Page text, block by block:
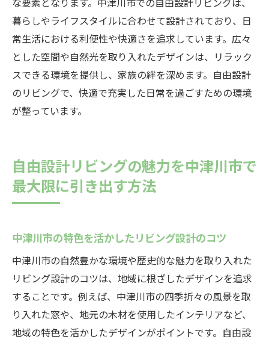
暮らしやライフスタイルに合わせて設計されており、日
常生活における利便性や快適さを追求しています。広々
とした空間や自然光を取り入れたデザインは、リラック
スできる環境を提供し、家族の絆を深めます。自由設計
のリビングで、快適で充実した日常を過ごすための環境
が整っています。
自由設計リビングの魅力を中津川市で
最大限に引き出す方法
中津川市の特色を活かしたリビング設計のコツ
中津川市の自然豊かな環境や歴史的な魅力を取り入れた
リビング設計のコツは、地域に根ざしたデザインを追求
することです。例えば、中津川市の四季折々の風景を取
り入れた窓や、地元の木材を使用したインテリアなど、
地域の特色を活かしたデザインがポイントです。自由設